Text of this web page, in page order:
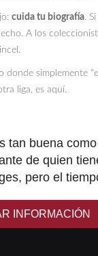
cuida tu biografía.
A los
donde simplemente
liga, es aquí.
tan buena
de quien
pero el
INFORMACIÓN